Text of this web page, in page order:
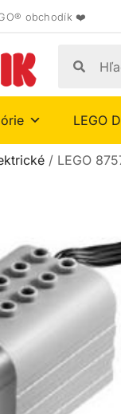
obchodík ❤️
LEGO
/ LEGO